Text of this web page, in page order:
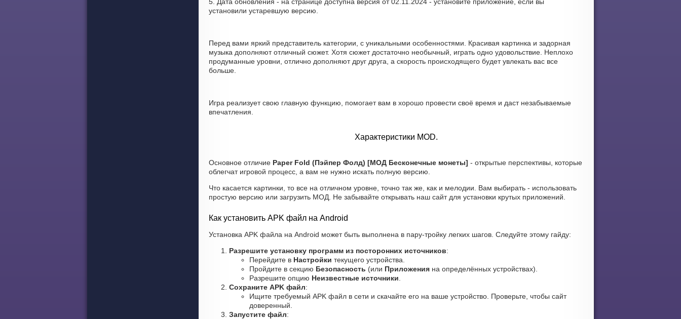
установили устаревшую версию.
Перед вами яркий представитель категории, с уникальными особенностями. Красивая картинка и задорная
музыка дополняют отличный сюжет. Хотя сюжет достаточно необычный, играть одно удовольствие. Неплохо
продуманные уровни, отлично дополняют друг друга, а скорость происходящего будет увлекать вас все
больше.
Игра реализует свою главную функцию, помогает вам в хорошо провести своё время и даст незабываемые
впечатления.
Характеристики MOD.
Основное отличие Paper Fold (Пэйпер Фолд) [МОД Бесконечные монеты] - открытые перспективы, которые
облегчат игровой процесс, а вам не нужно искать полную версию.
Что касается картинки, то все на отличном уровне, точно так же, как и мелодии. Вам выбирать - использовать
простую версию или загрузить МОД. Не забывайте открывать наш сайт для установки крутых приложений.
Как установить APK файл на Android
Установка APK файла на Android может быть выполнена в пару-тройку легких шагов. Следуйте этому гайду:
Разрешите установку программ из посторонних источников:
Перейдите в Настройки текущего устройства.
Пройдите в секцию Безопасность (или Приложения на определённых устройствах).
Разрешите опцию Неизвестные источники
Сохраните APK файл:
Ищите требуемый APK файл в сети и скачайте его на ваше устройство. Проверьте, чтобы сайт
доверенный.
Запустите файл: